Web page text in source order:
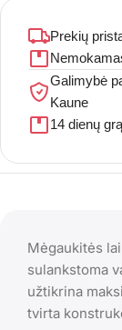
Prekių
Galimybė
Kaune
14 dienų
Mėgaukitės
sulankstoma
užtikrina
tvirta